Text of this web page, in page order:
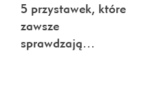
5 przystawek, które
zawsze
sprawdzają…